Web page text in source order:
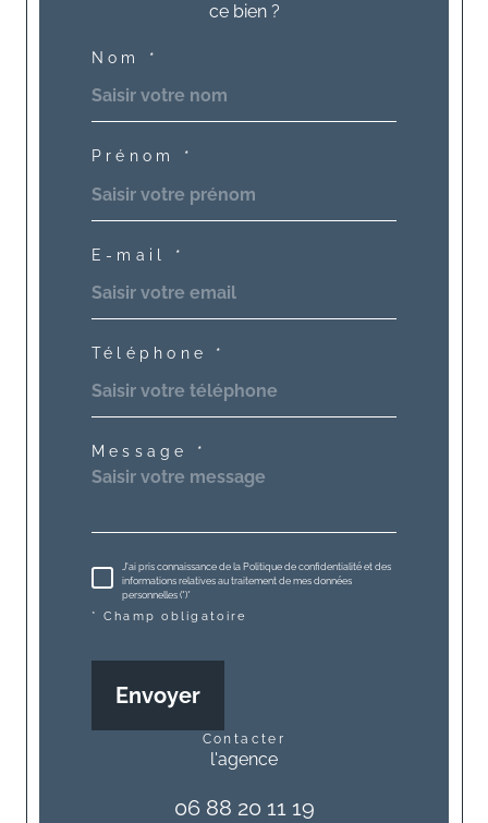
ce bien ?
Nom *
Prénom *
E-mail *
Téléphone *
Message *
J'ai pris connaissance de la Politique de confidentialité et des
informations relatives au traitement de mes données
personnelles (*)*
* Champ obligatoire
Envoyer
contacter
l'agence
06 88 20 11 19